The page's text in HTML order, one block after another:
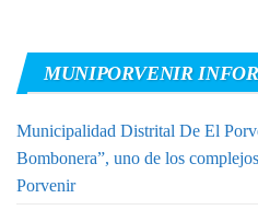
MUNIPORVENIR
Municipalidad Distrital De El
Bombonera”, uno de los
Porvenir